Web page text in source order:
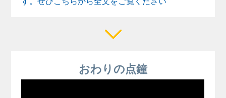
おわりの点鐘